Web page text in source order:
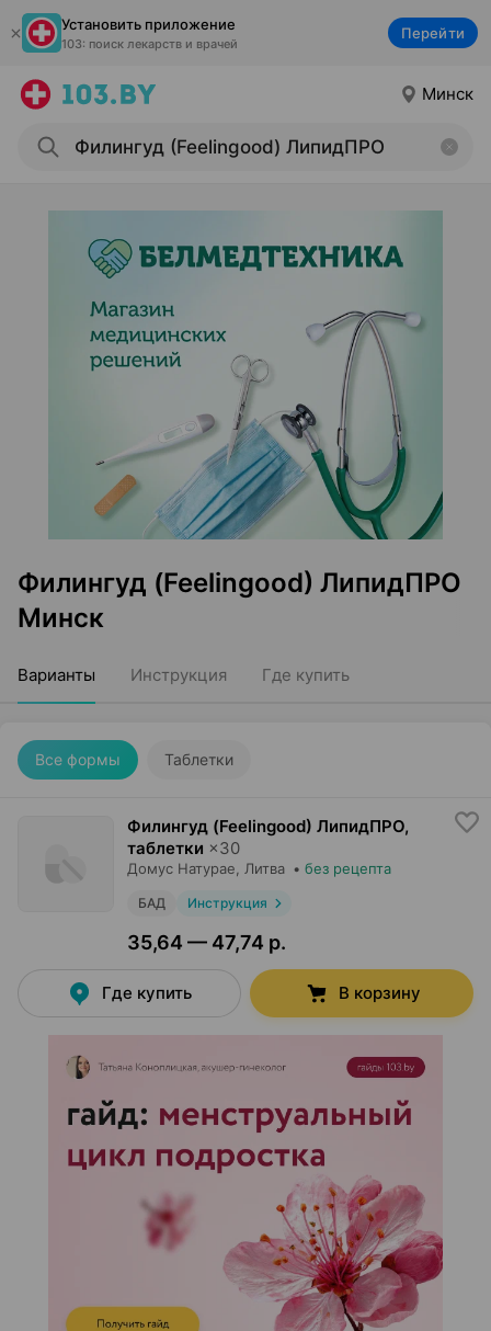
Установить приложение
103: поиск лекарств и врачей
Перейти
Минск
Филингуд (Feelingood) ЛипидПРО
Минск
Варианты Инструкция Где купить
Все формы Таблетки
Филингуд (Feelingood) ЛипидПРО,
таблетки ×30
Домус Натурае , Литва • без рецепта
БАД Инструкция
35,64 — 47,74 р.
Где купить В корзину